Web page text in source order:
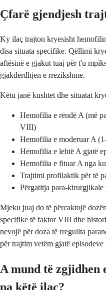
Çfarë gjendjesh
Ky ilaç trajton kryesisht
disa situata specifike. Qëllimi
aftësinë e gjakut tuaj për t'u
gjakderdhjen e rrezikshme.
Këtu janë kushtet dhe situatat
Hemofilia e rëndë A (më
VIII)
Hemofilia e moderuar A
Hemofilia e lehtë A gjatë
Hemofilia e fituar A nga
Trajtimi profilaktik për të
Përgatitja para-
Mjeku juaj do të përcaktojë
specifike të faktor VIII dhe
nevojë për doza të rregullta
për trajtim vetëm gjatë episodeve
A mund të zgjidhen
pa këtë ilaç?